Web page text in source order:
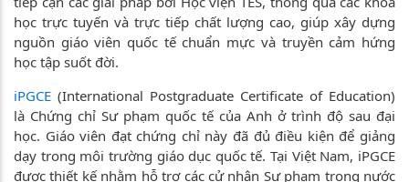
học trực tuyến và trực tiếp chất lượng cao, giúp xây dựng
nguồn giáo viên quốc tế chuẩn mực và truyền cảm hứng
học tập suốt đời.
iPGCE (International Postgraduate Certificate of Education)
là Chứng chỉ Sư phạm quốc tế của Anh ở trình độ sau đại
học. Giáo viên đạt chứng chỉ này đã đủ điều kiện để giảng
dạy trong môi trường giáo dục quốc tế. Tại Việt Nam, iPGCE
được thiết kế nhằm hỗ trợ các cử nhân Sư phạm trong nước